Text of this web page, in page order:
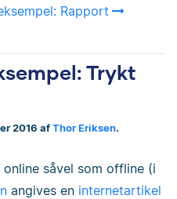
Rapport
Trykt
2016 af Thor Eriksen.
såvel som offline (i
angives en internetartikel